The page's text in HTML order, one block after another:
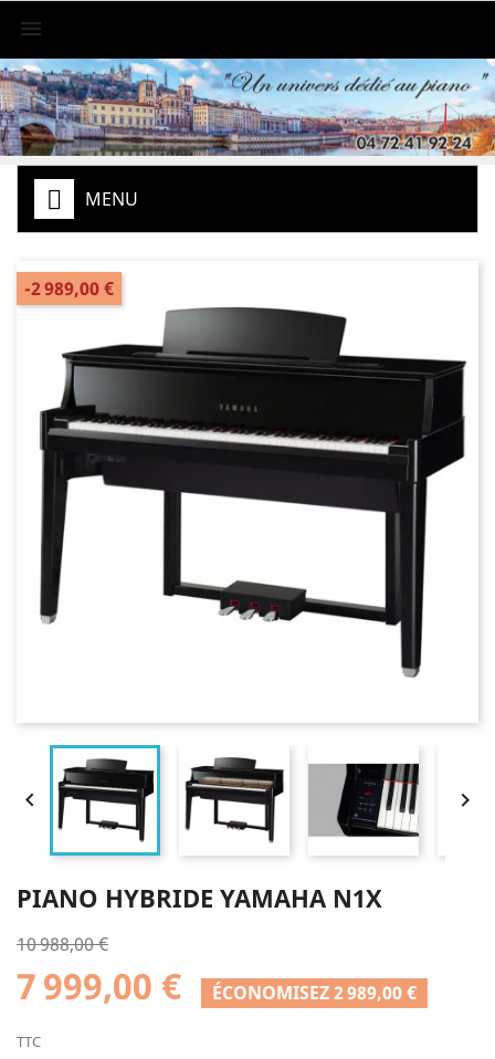

MENU
-2 989,00 €
 
PIANO HYBRIDE YAMAHA N1X
10 988,00 €
7 999,00 € ÉCONOMISEZ 2 989,00 €
TTC